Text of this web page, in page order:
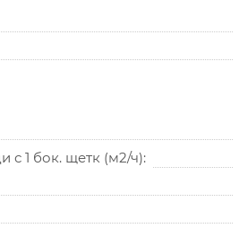
с 1 бок. щетк (м2/ч)